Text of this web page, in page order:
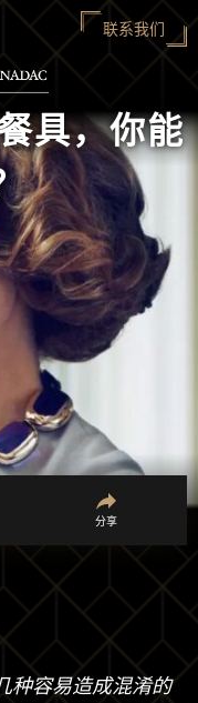
联系我们
具，你能
分享
种容易造成混淆的